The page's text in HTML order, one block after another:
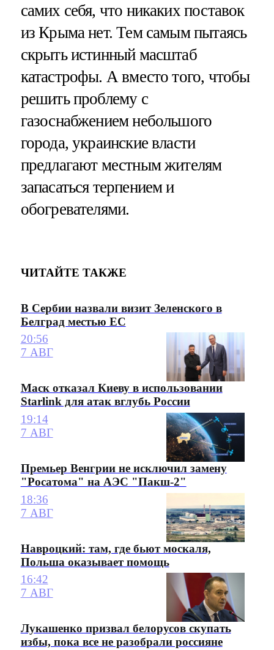
самих себя, что никаких поставок
из Крыма нет. Тем самым пытаясь
скрыть истинный масштаб
катастрофы. А вместо того, чтобы
решить проблему с
газоснабжением небольшого
города, украинские власти
предлагают местным жителям
запасаться терпением и
обогревателями.
ЧИТАЙТЕ ТАКЖЕ
В Сербии назвали визит Зеленского в
Белград местью ЕС
20:56
7 АВГ
Маск отказал Киеву в использовании
Starlink для атак вглубь России
19:14
7 АВГ
Премьер Венгрии не исключил замену
"Росатома" на АЭС "Пакш-2"
18:36
7 АВГ
Навроцкий: там, где бьют москаля,
Польша оказывает помощь
16:42
7 АВГ
Лукашенко призвал белорусов скупать
избы, пока все не разобрали россияне